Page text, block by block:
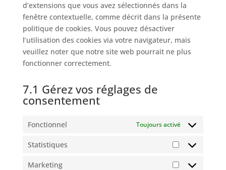
d’extensions que vous avez sélectionnés dans la
fenêtre contextuelle, comme décrit dans la présente
politique de cookies. Vous pouvez désactiver
l’utilisation des cookies via votre navigateur, mais
veuillez noter que notre site web pourrait ne plus
fonctionner correctement.
7.1 Gérez vos réglages de
consentement
Fonctionnel Toujours activé
Statistiques
Statistiques
Marketing